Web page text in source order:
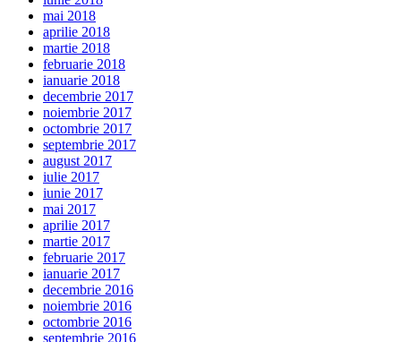
mai 2018
aprilie 2018
martie 2018
februarie 2018
ianuarie 2018
decembrie 2017
noiembrie 2017
octombrie 2017
septembrie 2017
august 2017
iulie 2017
iunie 2017
mai 2017
aprilie 2017
martie 2017
februarie 2017
ianuarie 2017
decembrie 2016
noiembrie 2016
octombrie 2016
septembrie 2016